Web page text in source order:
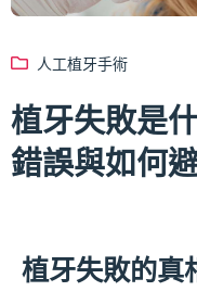
人工植牙手術
植牙失敗是
錯誤與如何
植牙失敗的真